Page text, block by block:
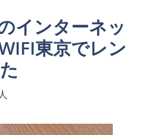
インターネッ
東京でレン